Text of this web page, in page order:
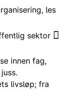
les
sektor
innen fag,
livsløp; fra